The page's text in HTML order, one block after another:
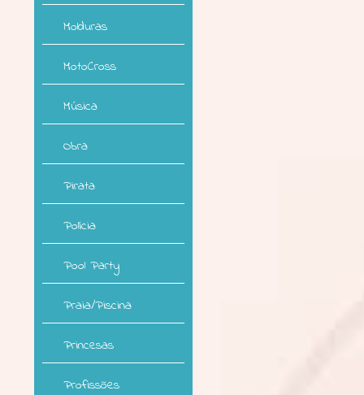
Molduras
MotoCross
Música
Obra
Pirata
Polícia
Pool Party
Praia/Piscina
Princesas
Profissões